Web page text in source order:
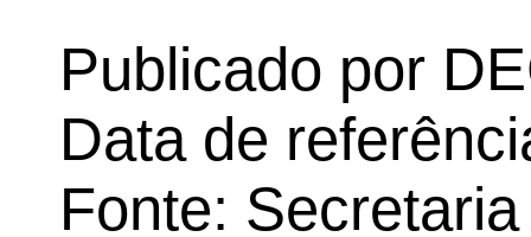
Publicado por
Data de
Fonte: